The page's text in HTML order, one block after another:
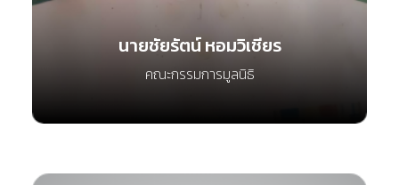
นายชัยรัตน์ หอมวิเชียร
คณะกรรมการมูลนิธิ